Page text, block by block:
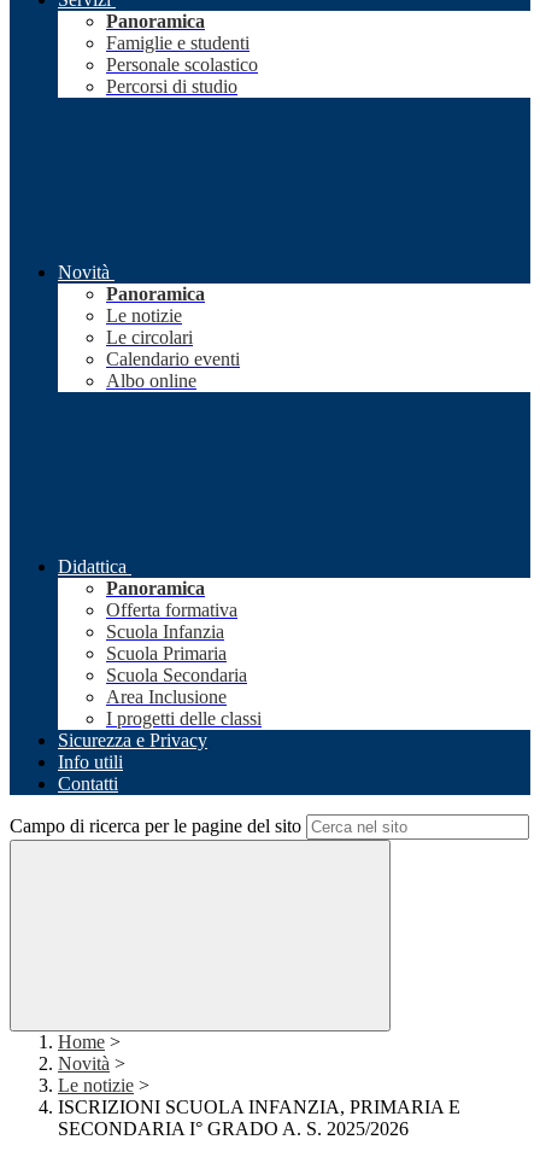
Panoramica
Famiglie e studenti
Personale scolastico
Percorsi di studio
Novità
Panoramica
Le notizie
Le circolari
Calendario eventi
Albo online
Didattica
Panoramica
Offerta formativa
Scuola Infanzia
Scuola Primaria
Scuola Secondaria
Area Inclusione
I progetti delle classi
Sicurezza e Privacy
Info utili
Contatti
Campo di ricerca per le pagine del sito
Home >
Novità >
Le notizie >
ISCRIZIONI SCUOLA INFANZIA, PRIMARIA E
SECONDARIA I° GRADO A. S. 2025/2026